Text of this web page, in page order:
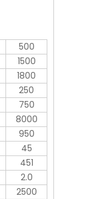
500
1500
1800
250
750
8000
950
45
451
2.0
2500